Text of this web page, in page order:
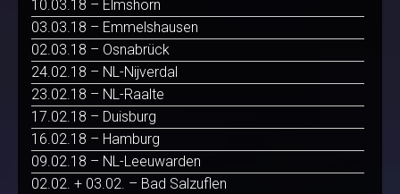
10.03.18 – Elmshorn
03.03.18 – Emmelshausen
02.03.18 – Osnabrück
24.02.18 – NL-Nijverdal
23.02.18 – NL-Raalte
17.02.18 – Duisburg
16.02.18 – Hamburg
09.02.18 – NL-Leeuwarden
02.02. + 03.02. – Bad Salzuflen